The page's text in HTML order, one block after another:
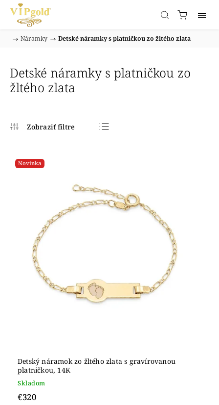
/ Náramky / Detské náramky s platničkou zo žltého zlata
Detské náramky s platničkou zo
žltého zlata
Novinka
Detský náramok zo žltého zlata s gravírovanou
platničkou, 14K
Skladom
€320